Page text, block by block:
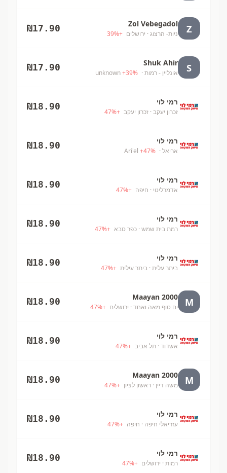
Z
Zol Vebegadol
ניות- הרצוג · ירושלים +
39%
₪17.90
S
Shuk Ahir
אונליין - רמות · unknown
+39%
₪17.90
רמי לוי
זכרון יעקב · זכרון יעקב +
47%
₪18.90
רמי לוי
אריאל · Ari'el
+47%
₪18.90
רמי לוי
אדמרליטי · חיפה +
47%
₪18.90
רמי לוי
רמת בית שמש · כפר סבא +
47%
₪18.90
רמי לוי
ביתר עלית · ביתר עילית +
47%
₪18.90
M
Maayan 2000
ים סוף מאה ואחד · ירושלים +
47%
₪18.90
רמי לוי
אשדוד · תל אביב +
47%
₪18.90
M
Maayan 2000
משה דיין · ראשון לציון +
47%
₪18.90
רמי לוי
עזריאלי חיפה · חיפה +
47%
₪18.90
רמי לוי
רמות · ירושלים +
47%
₪18.90